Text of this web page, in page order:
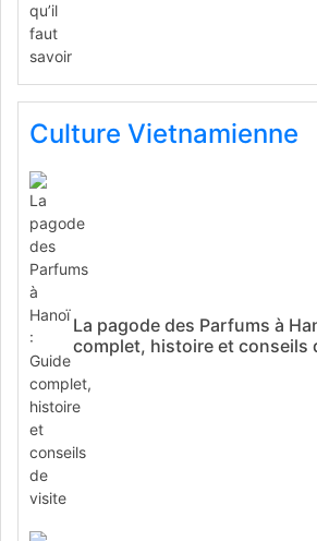
Culture Vietnamienne
La pagode des Parfums à
complet, histoire et conseils